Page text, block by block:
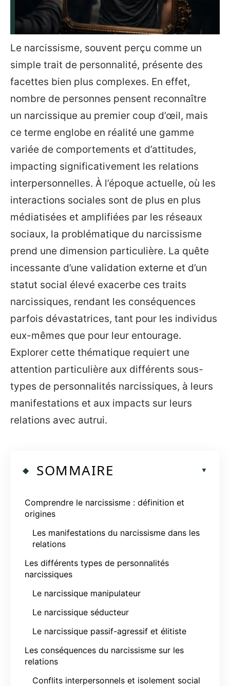
Le narcissisme, souvent perçu comme un
simple trait de personnalité, présente des
facettes bien plus complexes. En effet,
nombre de personnes pensent reconnaître
un narcissique au premier coup d’œil, mais
ce terme englobe en réalité une gamme
variée de comportements et d’attitudes,
impacting significativement les relations
interpersonnelles. À l’époque actuelle, où les
interactions sociales sont de plus en plus
médiatisées et amplifiées par les réseaux
sociaux, la problématique du narcissisme
prend une dimension particulière. La quête
incessante d’une validation externe et d’un
statut social élevé exacerbe ces traits
narcissiques, rendant les conséquences
parfois dévastatrices, tant pour les individus
eux-mêmes que pour leur entourage.
Explorer cette thématique requiert une
attention particulière aux différents sous-
types de personnalités narcissiques, à leurs
manifestations et aux impacts sur leurs
relations avec autrui.
SOMMAIRE
Comprendre le narcissisme : définition et
origines
Les manifestations du narcissisme dans les
relations
Les différents types de personnalités
narcissiques
Le narcissique manipulateur
Le narcissique séducteur
Le narcissique passif-agressif et élitiste
Les conséquences du narcissisme sur les
relations
Conflits interpersonnels et isolement social